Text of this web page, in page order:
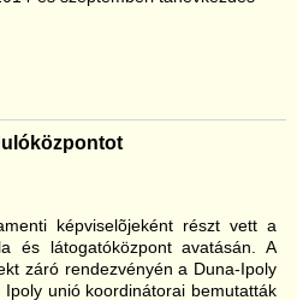
képviselõjeként részt vett a
és látogatóközpont avatásán. A
záró rendezvényén a Duna-Ipoly
unió koordinátorai bemutatták